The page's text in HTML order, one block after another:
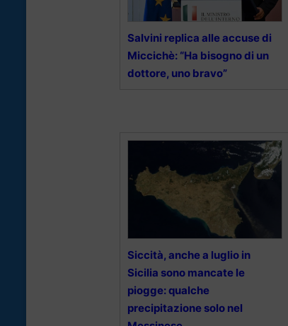
Salvini replica alle accuse di
Miccichè: “Ha bisogno di un
dottore, uno bravo”
Siccità, anche a luglio in
Sicilia sono mancate le
piogge: qualche
precipitazione solo nel